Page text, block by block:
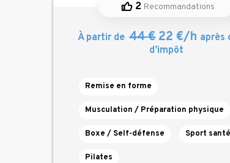
2 Recommandations
À partir de 44 €22 €/h après
d’impôt
Remise en forme
Musculation / Préparation physique
Boxe / Self-défense Sport santé
Pilates